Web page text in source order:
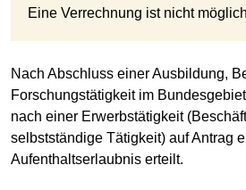
Eine Verrechnung ist nicht
Nach Abschluss einer Ausbildung,
Forschungstätigkeit im
nach einer Erwerbstätigkeit
selbstständige Tätigkeit) auf Antrag
Aufenthaltserlaubnis erteilt.